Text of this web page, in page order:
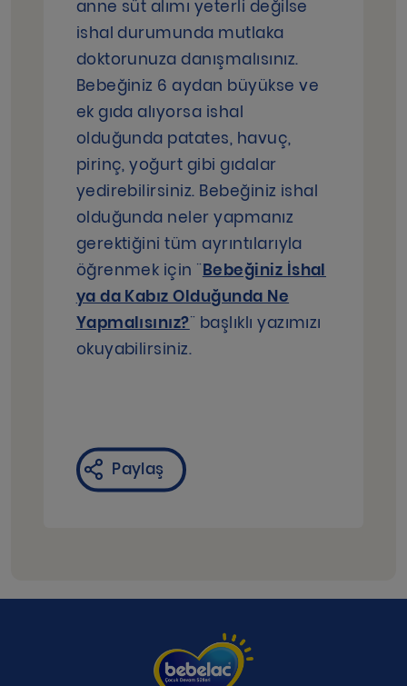
anne süt alımı yeterli değilse
ishal durumunda mutlaka
doktorunuza danışmalısınız.
Bebeğiniz 6 aydan büyükse ve
ek gıda alıyorsa ishal
olduğunda patates, havuç,
pirinç, yoğurt gibi gıdalar
yedirebilirsiniz. Bebeğiniz ishal
olduğunda neler yapmanız
gerektiğini tüm ayrıntılarıyla
öğrenmek için ¨Bebeğiniz İshal
ya da Kabız Olduğunda Ne
Yapmalısınız?¨ başlıklı yazımızı
okuyabilirsiniz.
Paylaş